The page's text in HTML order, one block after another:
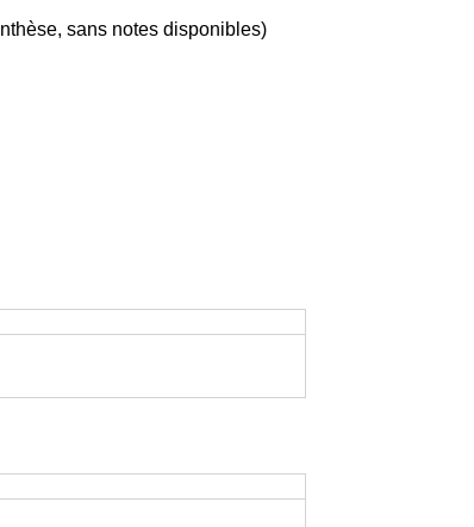
sans notes disponibles)